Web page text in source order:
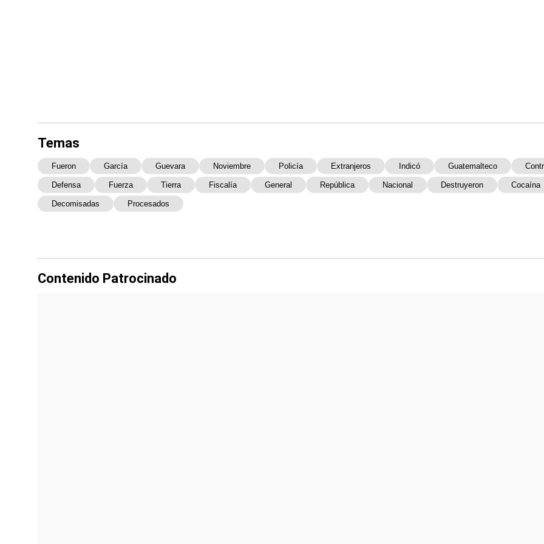
Temas
Fueron García Guevara Noviembre Policía Extranjeros Indicó Guatemalteco
Defensa Fuerza Tierra Fiscalía General República Nacional Destruyeron Cocaína
Decomisadas Procesados
Contenido Patrocinado